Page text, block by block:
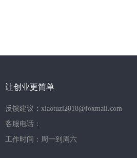
让创业更简单
反馈建议：xiaotuzi2018@foxmail.com
客服电话：
工作时间：周一到周六